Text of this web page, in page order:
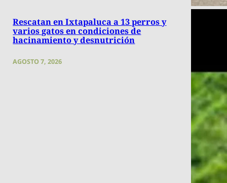
Rescatan en Ixtapaluca a 13 perros y
varios gatos en condiciones de
hacinamiento y desnutrición
AGOSTO 7, 2026